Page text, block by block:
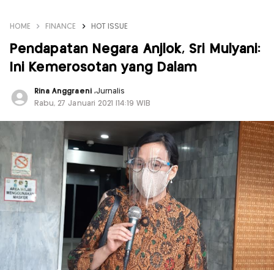
HOME FINANCE HOT ISSUE
Pendapatan Negara Anjlok, Sri Mulyani:
Ini Kemerosotan yang Dalam
Rina Anggraeni ,Jurnalis
Rabu, 27 Januari 2021 |14:19 WIB